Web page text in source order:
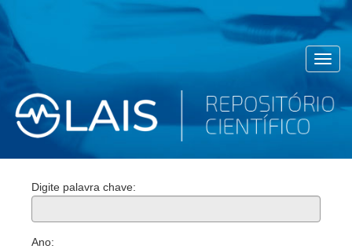
Digite palavra chave:
Ano: